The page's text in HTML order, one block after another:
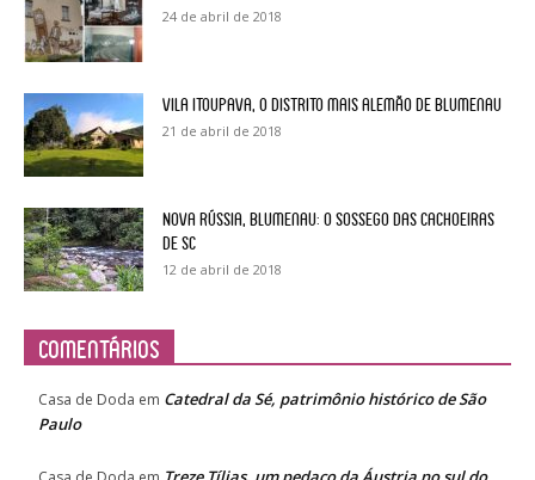
24 de abril de 2018
Vila Itoupava, o Distrito mais alemão de Blumenau
21 de abril de 2018
Nova Rússia, Blumenau: o sossego das cachoeiras
de SC
12 de abril de 2018
Comentários
Casa de Doda em Catedral da Sé, patrimônio histórico de São
Paulo